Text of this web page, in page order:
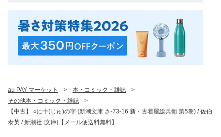
au PAY マーケット > 本・コミック・雑誌
>
その他本・コミック・雑誌
>
【中古】 ○に十(じゅ)の字 (新潮文庫 さ-73-16 新・古着屋総兵衛 第5巻) / 佐伯
泰英 / 新潮社 [文庫]【メール便送料無料】